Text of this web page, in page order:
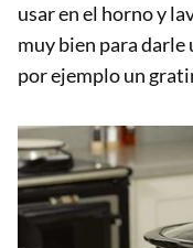
usar en el horno y
muy bien para
por ejemplo un